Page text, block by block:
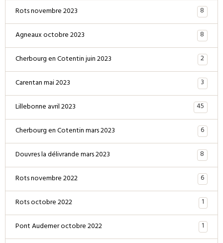
Rots novembre 2023
8
Agneaux octobre 2023
8
Cherbourg en Cotentin juin 2023
2
Carentan mai 2023
3
Lillebonne avril 2023
45
Cherbourg en Cotentin mars 2023
6
Douvres la délivrande mars 2023
8
Rots novembre 2022
6
Rots octobre 2022
1
Pont Audemer octobre 2022
1